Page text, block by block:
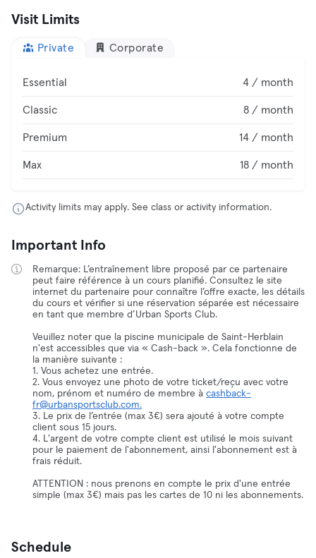
Visit Limits
Private Corporate
Essential 4 / month
Classic 8 / month
Premium 14 / month
Max 18 / month
Activity limits may apply. See class or activity information.
Important Info
Remarque: L’entraînement libre proposé par ce partenaire
peut faire référence à un cours planifié. Consultez le site
internet du partenaire pour connaître l’offre exacte, les détails
du cours et vérifier si une réservation séparée est nécessaire
en tant que membre d’Urban Sports Club.
Veuillez noter que la piscine municipale de Saint-Herblain
n'est accessibles que via « Cash-back ». Cela fonctionne de
la manière suivante :
1. Vous achetez une entrée.
2. Vous envoyez une photo de votre ticket/reçu avec votre
nom, prénom et numéro de membre à cashback-
fr@urbansportsclub.com.
3. Le prix de l’entrée (max 3€) sera ajouté à votre compte
client sous 15 jours.
4. L'argent de votre compte client est utilisé le mois suivant
pour le paiement de l'abonnement, ainsi l'abonnement est à
frais réduit.
ATTENTION : nous prenons en compte le prix d'une entrée
simple (max 3€) mais pas les cartes de 10 ni les abonnements.
Schedule